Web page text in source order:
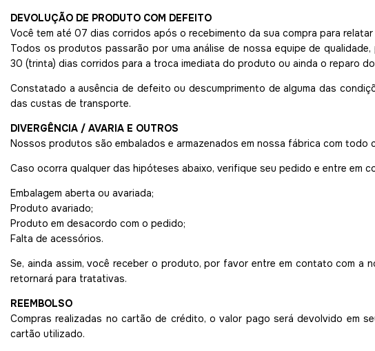
DEVOLUÇÃO DE PRODUTO COM DEFEITO
Você tem até 07 dias corridos após o recebimento da sua compra para
Todos os produtos passarão por uma análise de nossa equipe de
30 (trinta) dias corridos para a troca imediata do produto ou ainda o reparo
Constatado a ausência de defeito ou descumprimento de alguma das
das custas de transporte.
DIVERGÊNCIA / AVARIA E OUTROS
Nossos produtos são embalados e armazenados em nossa fábrica com
Caso ocorra qualquer das hipóteses abaixo, verifique seu pedido e entre em
Embalagem aberta ou avariada;
Produto avariado;
Produto em desacordo com o pedido;
Falta de acessórios.
Se, ainda assim, você receber o produto, por favor entre em contato com a
retornará para tratativas.
REEMBOLSO
Compras realizadas no cartão de crédito, o valor pago será devolvido em
cartão utilizado.